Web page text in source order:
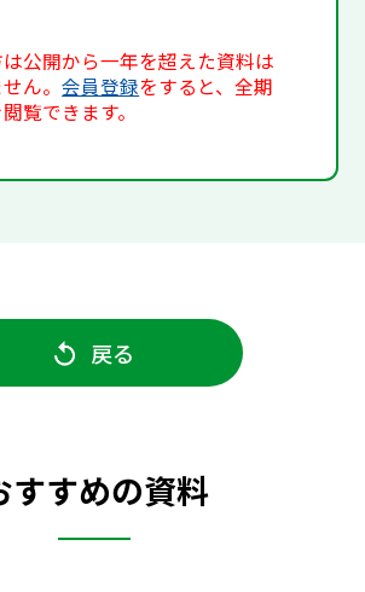
公開から一年を超えた資料は
ん。会員登録をすると、全期
覧できます。
戻る
すすめの資料